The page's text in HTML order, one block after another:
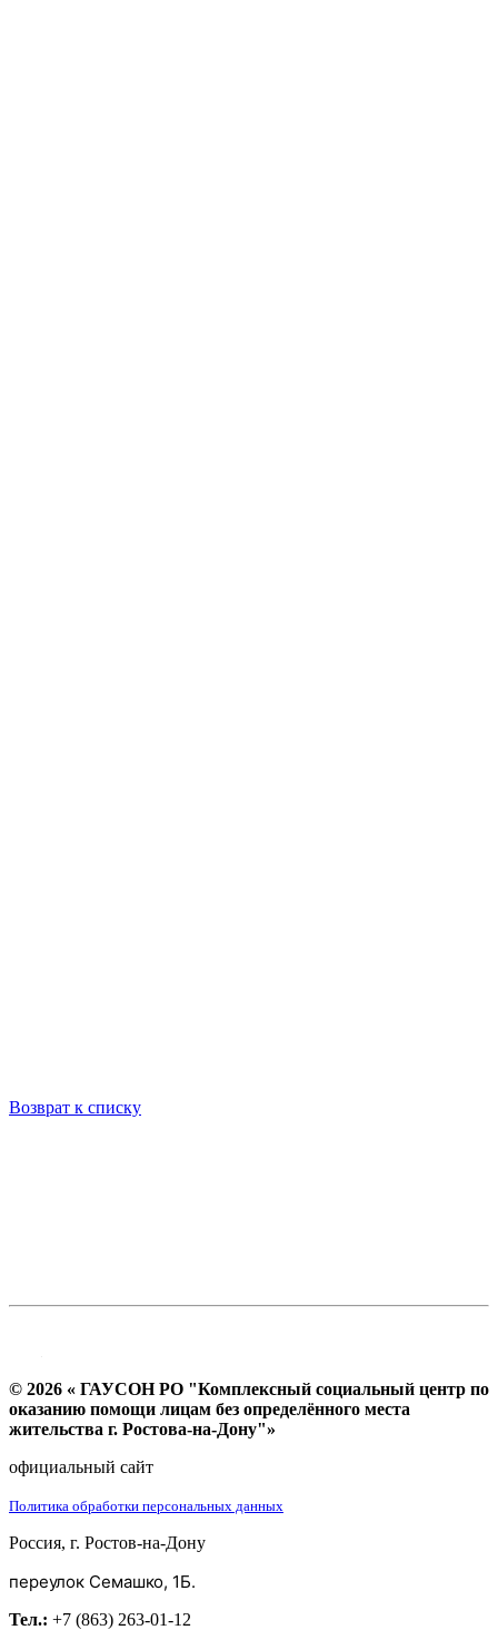
Возврат к списку
© 2026 « ГАУСОН РО "Комплексный социальный центр по
оказанию помощи лицам без определённого места
жительства г. Ростова-на-Дону"»
официальный сайт
Политика обработки персональных данных
Россия, г. Ростов-на-Дону
переулок Семашко, 1Б.
Тел.: +7 (863) 263-01-12